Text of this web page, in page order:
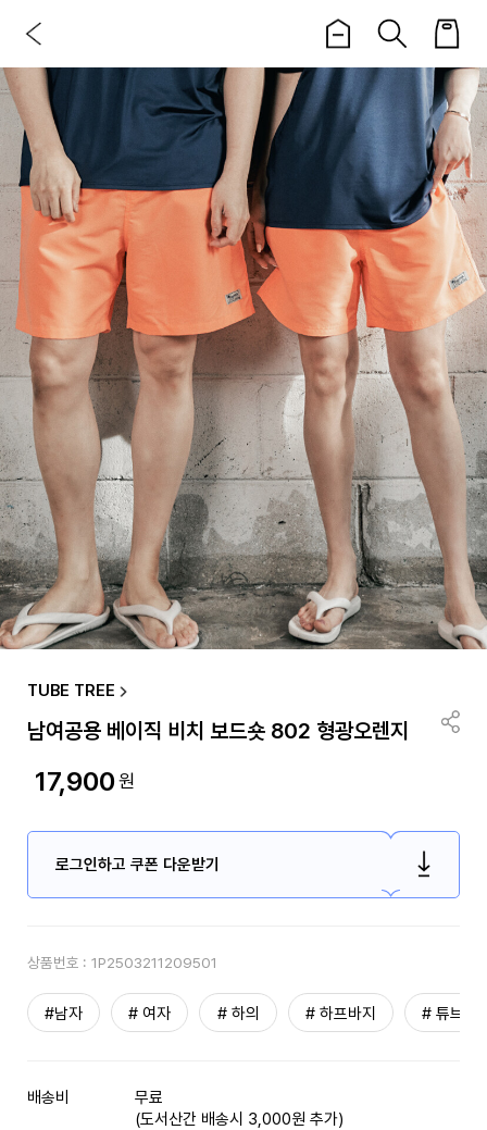
TUBE TREE
남여공용 베이직 비치 보드숏 802 형광오렌지
17,900원
로그인하고 쿠폰 다운받기
상품번호 : 1P2503211209501
#남자 # 여자 # 하의 # 하프바지 # 튜브트
배송비
무료
(도서산간 배송시 3,000원 추가)